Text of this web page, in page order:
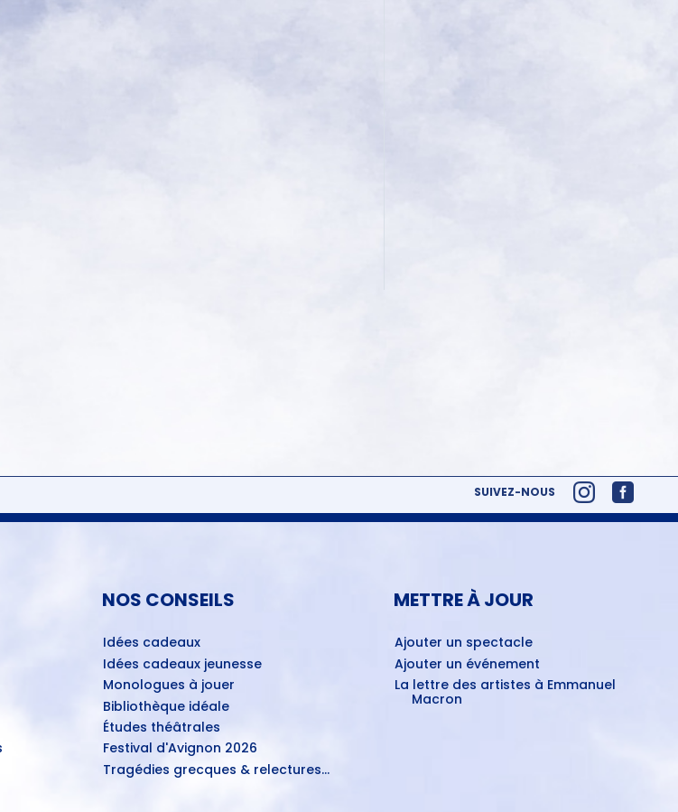
SUIVEZ-NOUS
NOS CONSEILS
Idées cadeaux
Idées cadeaux jeunesse
Monologues à jouer
Bibliothèque idéale
Études théâtrales
Festival d'Avignon 2026
Tragédies grecques & relectures...
METTRE À JOUR
Ajouter un spectacle
Ajouter un événement
La lettre des artistes à Emmanuel
Macron